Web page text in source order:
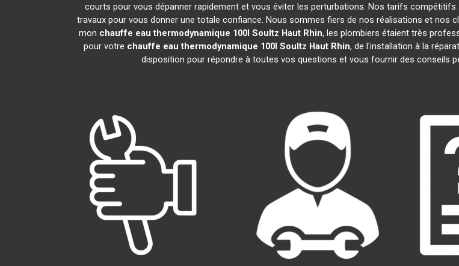
courts pour vous dépanner rapidement et vous éviter les perturbations. Nos tarifs
travaux pour vous donner une totale confiance. Nous sommes fiers de nos réalisations et
mon chauffe eau thermodynamique 100l Soultz Haut Rhin, les plombiers étaient très
pour votre chauffe eau thermodynamique 100l Soultz Haut Rhin, de l'installation à la
disposition pour répondre à toutes vos questions et vous fournir des conseils